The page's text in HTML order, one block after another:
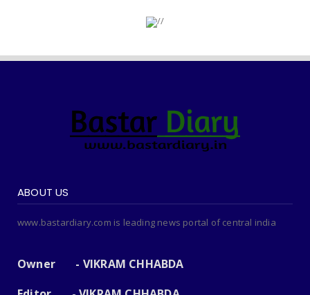
ABOUT US
www.bastardiary.com is leading news portal of central india
Owner - VIKRAM CHHABDA